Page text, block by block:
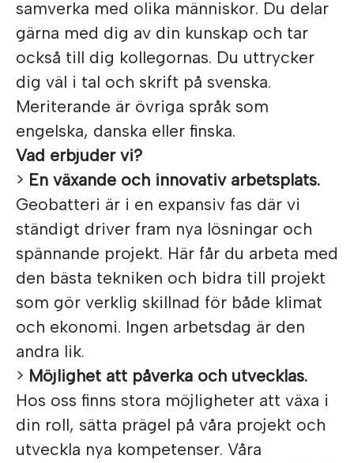
samverka med olika människor. Du delar
gärna med dig av din kunskap och tar
också till dig kollegornas. Du uttrycker
dig väl i tal och skrift på svenska.
Meriterande är övriga språk som
engelska, danska eller finska.
Vad erbjuder vi?
> En växande och innovativ arbetsplats.
Geobatteri är i en expansiv fas där vi
ständigt driver fram nya lösningar och
spännande projekt. Här får du arbeta med
den bästa tekniken och bidra till projekt
som gör verklig skillnad för både klimat
och ekonomi. Ingen arbetsdag är den
andra lik.
> Möjlighet att påverka och utvecklas.
Hos oss finns stora möjligheter att växa i
din roll, sätta prägel på våra projekt och
utveckla nya kompetenser. Våra